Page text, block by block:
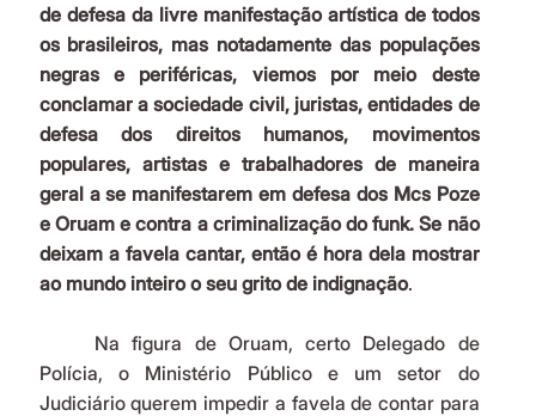
de defesa da livre manifestação artística de todos
os brasileiros, mas notadamente das populações
negras e periféricas, viemos por meio deste
conclamar a sociedade civil, juristas, entidades de
defesa dos direitos humanos, movimentos
populares, artistas e trabalhadores de maneira
geral a se manifestarem em defesa dos Mcs Poze
e Oruam e contra a criminalização do funk. Se não
deixam a favela cantar, então é hora dela mostrar
ao mundo inteiro o seu grito de indignação.
Polícia, o Ministério Público e um setor do
Judiciário querem impedir a favela de contar para